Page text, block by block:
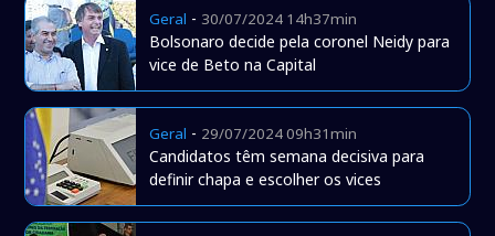
Geral - 30/07/2024 14h37min
Bolsonaro decide pela coronel Neidy para
vice de Beto na Capital
Geral - 29/07/2024 09h31min
Candidatos têm semana decisiva para
definir chapa e escolher os vices